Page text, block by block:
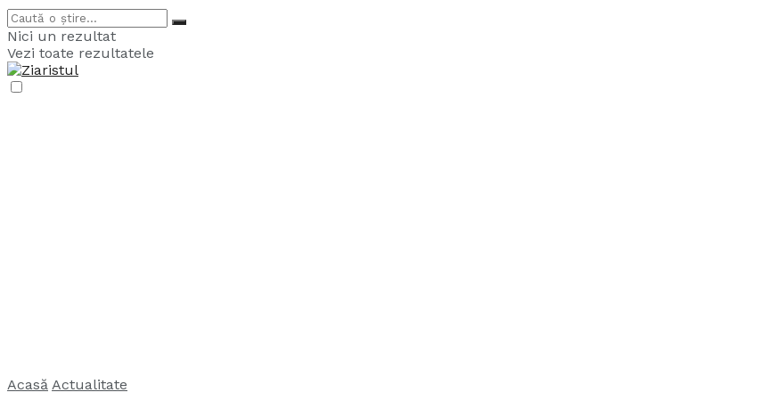
Nici un rezultat
Vezi toate rezultatele
Acasă Actualitate